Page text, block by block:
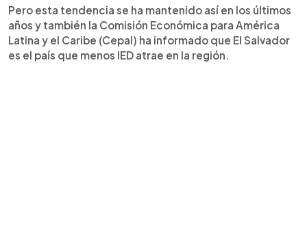
Pero esta tendencia se ha mantenido así en los últimos
años y también la Comisión Económica para América
Latina y el Caribe (Cepal) ha informado que El Salvador
es el país que menos IED atrae en la región.